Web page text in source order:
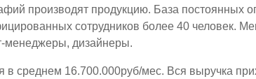
производят продукцию. База постоянных
сотрудников более 40 человек.
менеджеры, дизайнеры.
в среднем 16.700.000руб/мес. Вся выручка